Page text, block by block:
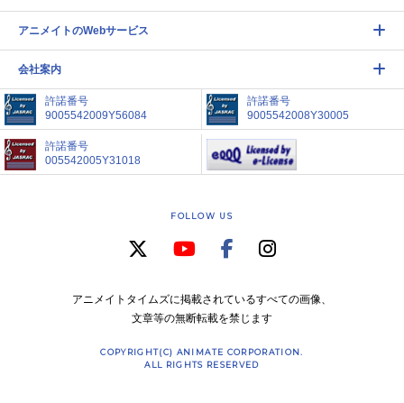
アニメイトのWebサービス
会社案内
許諾番号
9005542009Y56084
許諾番号
9005542008Y30005
許諾番号
005542005Y31018
FOLLOW US
アニメイトタイムズに掲載されているすべての画像、
文章等の無断転載を禁じます
COPYRIGHT(C) ANIMATE CORPORATION.
ALL RIGHTS RESERVED